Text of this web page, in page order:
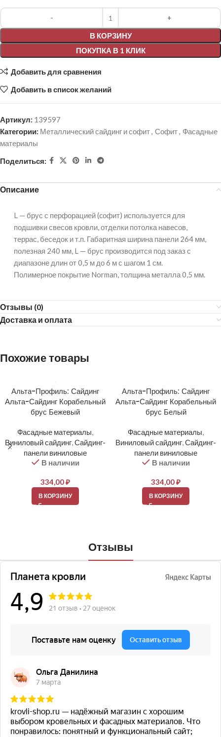
В КОРЗИНУ
ПОКУПКА В 1 КЛИК
Alternative:
Добавить для сравнения
Добавить в список желаний
Артикул: 139597
Категории: Металлический сайдинг и софит, Софит, Фасадные
материалы
Поделиться:
Описание
L — брус с перфорацией (cофит) используется для
подшивки свесов кровли, отделки потолка навесов,
террас, беседок и т.п. Габаритная ширина панели 264 мм,
полезная 240 мм, L — брус производится под заказ с
диапазоне длин от 0,5 м до 6 м с шагом 1 см.
Полимерное покрытие Norman, толщина металла 0,5 мм.
Отзывы (0)
Доставка и оплата
Похожие товары
Альта-Профиль: Сайдинг
Альта-Сайдинг Корабельный
брус Бежевый
Фасадные материалы,
Виниловый сайдинг,Сайдинг-
панели виниловые
В наличии
334,00₽
В КОРЗИНУ
Альта-Профиль: Сайдинг
Альта-Сайдинг Корабельный
брус Белый
Фасадные материалы,
Виниловый сайдинг,Сайдинг-
панели виниловые
В наличии
334,00₽
В КОРЗИНУ
Отзывы